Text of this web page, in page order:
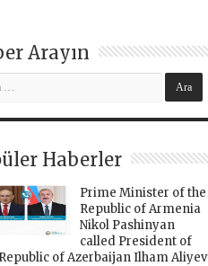
Arayın
Haberler
Prime Minister of the
Republic of Armenia
Nikol Pashinyan
called President of
of Azerbaijan Ilham Aliyev